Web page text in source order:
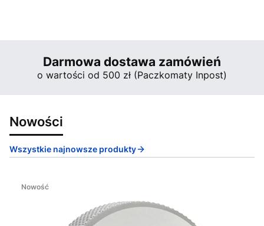
Darmowa dostawa zamówień
o wartości od 500 zł (Paczkomaty Inpost)
Nowości
Wszystkie najnowsze produkty
Nowość